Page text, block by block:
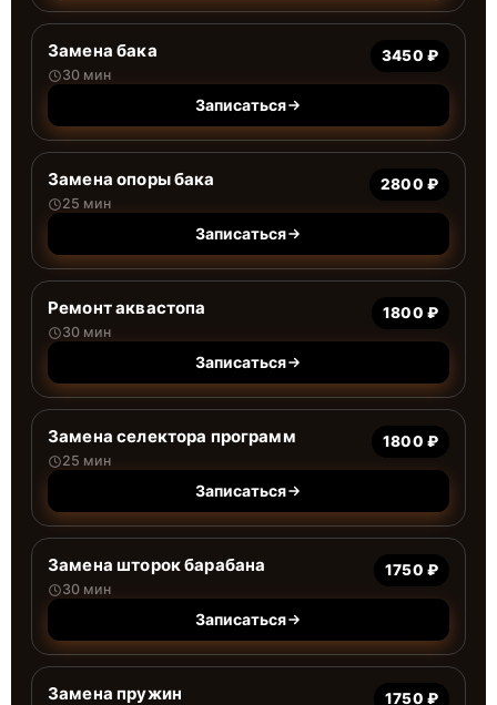
Замена бака
30 мин
3450 ₽
Записаться
Замена опоры бака
25 мин
2800 ₽
Записаться
Ремонт аквастопа
30 мин
1800 ₽
Записаться
Замена селектора программ
25 мин
1800 ₽
Записаться
Замена шторок барабана
30 мин
1750 ₽
Записаться
Замена пружин 1750 ₽